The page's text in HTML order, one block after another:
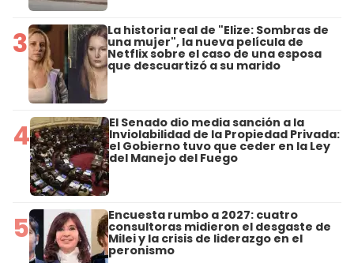
3 La historia real de "Elize: Sombras de
una mujer", la nueva película de
Netflix sobre el caso de una esposa
que descuartizó a su marido
4 El Senado dio media sanción a la
Inviolabilidad de la Propiedad Privada:
el Gobierno tuvo que ceder en la Ley
del Manejo del Fuego
5 Encuesta rumbo a 2027: cuatro
consultoras midieron el desgaste de
Milei y la crisis de liderazgo en el
peronismo